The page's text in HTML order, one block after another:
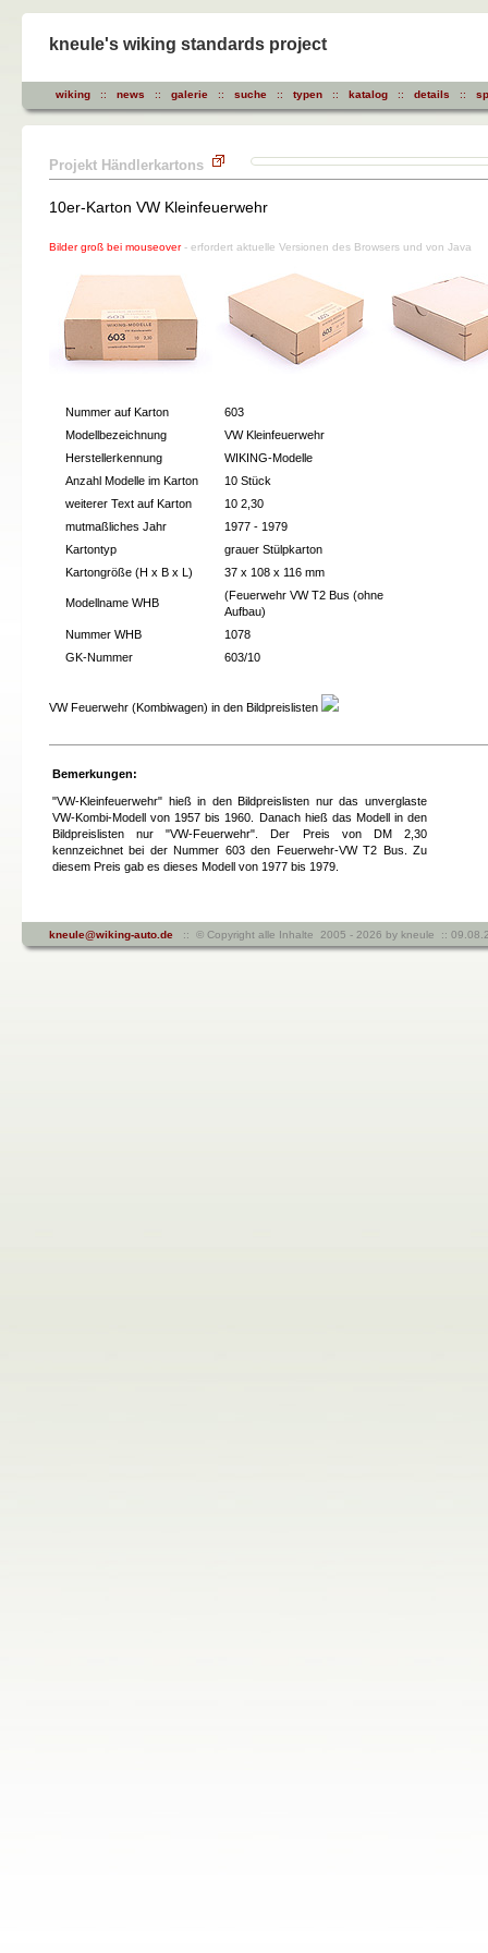
kneule's wiking standards project
wiking :: news :: galerie :: suche :: typen :: katalog :: details ::
Projekt Händlerkartons
10er-Karton VW Kleinfeuerwehr
Bilder groß bei mouseover- erfordert aktuelle Versionen des Browsers und von Java
Nummer auf Karton
603
Modellbezeichnung
VW Kleinfeuerwehr
Herstellerkennung
WIKING-Modelle
Anzahl Modelle im Karton
10 Stück
weiterer Text auf Karton
10 2,30
mutmaßliches Jahr
1977 - 1979
Kartontyp
grauer Stülpkarton
Kartongröße (H x B x L)
37 x 108 x 116 mm
Modellname WHB
(Feuerwehr VW T2 Bus (ohne
Aufbau)
Nummer WHB
1078
GK-Nummer
603/10
VW Feuerwehr (Kombiwagen) in den Bildpreislisten
Bemerkungen:
"VW-Kleinfeuerwehr" hieß in den Bildpreislisten nur das unverglaste
VW-Kombi-Modell von 1957 bis 1960. Danach hieß das Modell in den
Bildpreislisten nur "VW-Feuerwehr". Der Preis von DM 2,30
kennzeichnet bei der Nummer 603 den Feuerwehr-VW T2 Bus. Zu
diesem Preis gab es dieses Modell von 1977 bis 1979.
kneule@wiking-auto.de :: © Copyright alle Inhalte 2005 - 2026 by kneule ::